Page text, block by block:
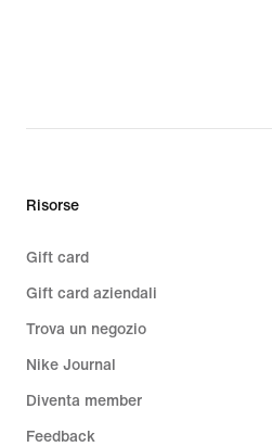
Risorse
Gift card
Gift card aziendali
Trova un negozio
Nike Journal
Diventa member
Feedback